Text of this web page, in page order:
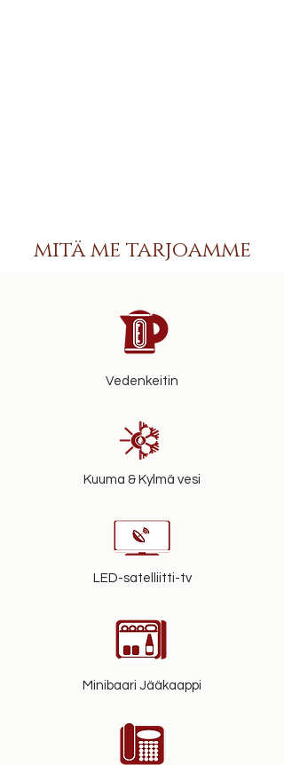
mitä me tarjoamme
Vedenkeitin
Kuuma & Kylmä vesi
LED-satelliitti-tv
Minibaari Jääkaappi